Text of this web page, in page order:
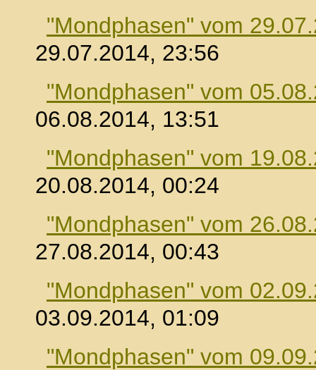
"Mondphasen" vom
29.07.2014, 23:56
"Mondphasen" vom
06.08.2014, 13:51
"Mondphasen" vom
20.08.2014, 00:24
"Mondphasen" vom
27.08.2014, 00:43
"Mondphasen" vom
03.09.2014, 01:09
"Mondphasen" vom